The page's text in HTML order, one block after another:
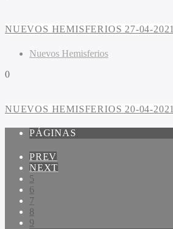
NUEVOS HEMISFERIOS 27-04-2021
Nuevos Hemisferios
0
NUEVOS HEMISFERIOS 20-04-2021
PÁGINAS
PREV
NEXT
5
6
7
8
9